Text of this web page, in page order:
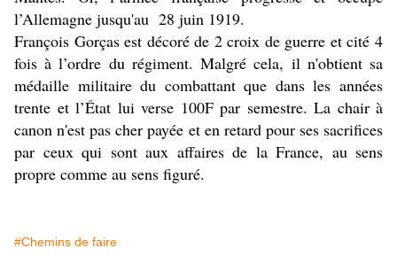
l’Allemagne jusqu'au 28 juin 1919.
François Gorças est décoré de 2 croix de guerre et cité 4
fois à l’ordre du régiment. Malgré cela, il n'obtient sa
médaille militaire du combattant que dans les années
trente et l’État lui verse 100F par semestre. La chair à
canon n'est pas cher payée et en retard pour ses sacrifices
par ceux qui sont aux affaires de la France, au sens
propre comme au sens figuré.
#Chemins de faire